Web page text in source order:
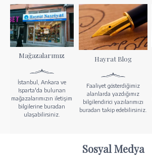
Mağazalarımız
İstanbul, Ankara ve
Isparta'da bulunan
mağazalarımızın iletişim
bilgilerine buradan
ulaşabilirsiniz.
Hayrat Blog
Faaliyet gösterdiğimiz
alanlarda yazdığımız
bilgilendirici yazılarımızı
buradan takip edebilirsiniz.
Sosyal Medya